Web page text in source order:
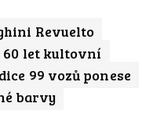
Revuelto
60 let kultovní
99 vozů ponese
barvy